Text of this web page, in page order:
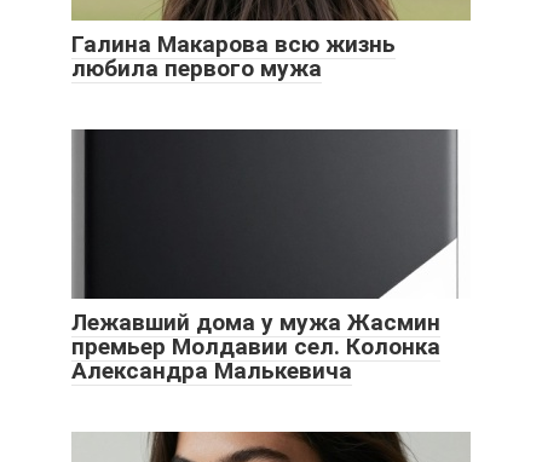
Галина Макарова всю жизнь
любила первого мужа
Лежавший дома у мужа Жасмин
премьер Молдавии сел. Колонка
Александра Малькевича